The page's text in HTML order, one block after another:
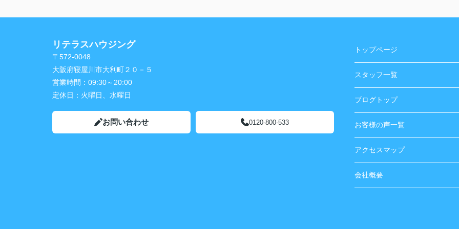
ら、その際はどうぞよろしくお願いいたしま
リテラスハウジング
〒572-0048
大阪府寝屋川市大利町２０－５
営業時間： 09:30～20:00
定休日： 火曜日、水曜日
お問い合わせ 0120-800-533
トップページ
スタッフ一覧
ブログトップ
お客様の声一覧
アクセスマップ
会社概要